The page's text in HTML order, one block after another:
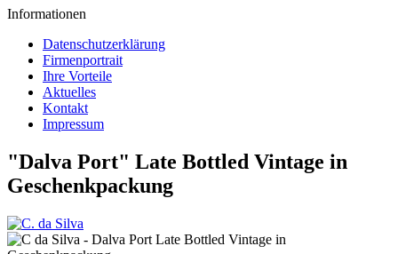
Informationen
Datenschutzerklärung
Firmenportrait
Ihre Vorteile
Aktuelles
Kontakt
Impressum
"Dalva Port" Late Bottled Vintage in
Geschenkpackung